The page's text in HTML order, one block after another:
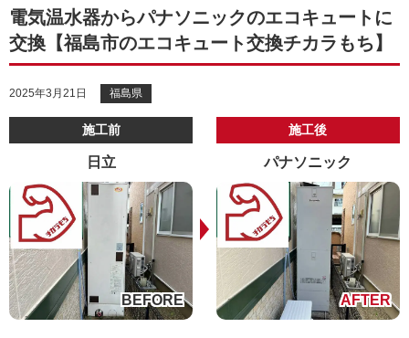
電気温水器からパナソニックのエコキュートに
交換【福島市のエコキュート交換チカラもち】
2025年3月21日 福島県
施工前
日立
施工後
パナソニック